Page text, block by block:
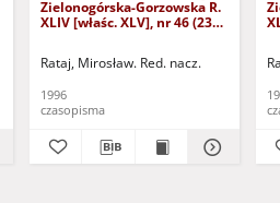
Zielonogórska-Gorzowska R.
XLIV [właśc. XLV], nr 46 (23
Rataj, Mirosław. Red. nacz.
1996
czasopisma